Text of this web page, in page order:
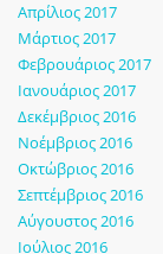
Απρίλιος 2017
Μάρτιος 2017
Φεβρουάριος 2017
Ιανουάριος 2017
Δεκέμβριος 2016
Νοέμβριος 2016
Οκτώβριος 2016
Σεπτέμβριος 2016
Αύγουστος 2016
Ιούλιος 2016